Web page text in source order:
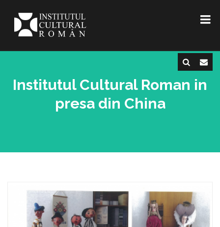
Institutul Cultural Roman in
presa din China